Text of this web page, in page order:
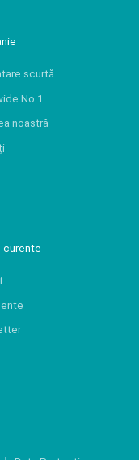
scurtă
No.1
noastră
curente